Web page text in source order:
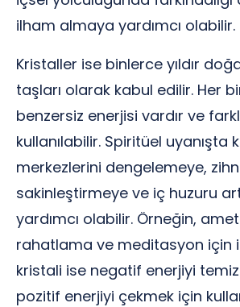
ilham almaya yardımcı olabilir.
Kristaller ise binlerce yıldır
taşları olarak kabul edilir. Her
benzersiz enerjisi vardır ve
kullanılabilir. Spiritüel uyanışta
merkezlerini dengelemeye,
sakinleştirmeye ve iç huzuru
yardımcı olabilir. Örneğin,
rahatlama ve meditasyon için
kristali ise negatif enerjiyi
pozitif enerjiyi çekmek için